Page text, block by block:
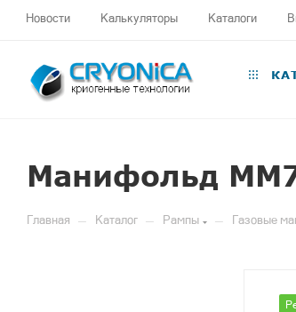
Новости Калькуляторы Каталоги
Манифольд
Главная — Каталог — Рампы — Газовые